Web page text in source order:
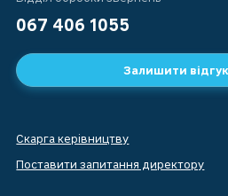
067 406 1055
Залишити
Скарга керівництву
Поставити запитання директору